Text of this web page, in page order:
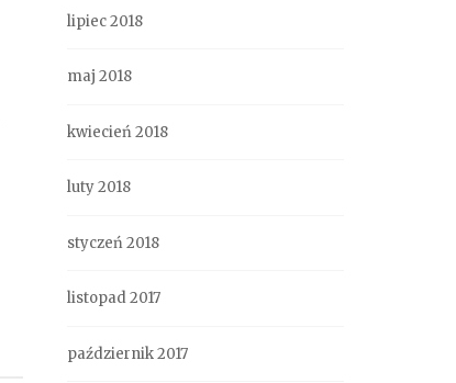
lipiec 2018
maj 2018
kwiecień 2018
luty 2018
styczeń 2018
listopad 2017
październik 2017